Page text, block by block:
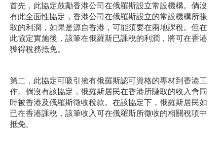
首先，此協定鼓勵香港公司在俄羅斯設立常設機構。倘沒
有此全面性協定，香港公司在俄羅斯設立的常設機構所賺
取的利潤，如果是源自香港，可能須要在兩地課稅。但在
此協定實施後，該筆在俄羅斯已課稅的利潤，將可在香港
獲得稅務抵免。
第二，此協定可吸引擁有俄羅斯認可資格的專材到香港工
作。倘沒有該協定，俄羅斯居民在香港所賺取的收入會同
時被香港及俄羅斯徵收稅款。在該協定下，俄羅斯居民如
已在香港課稅，該筆收入可在俄羅斯所徵收的相關稅項中
抵免。